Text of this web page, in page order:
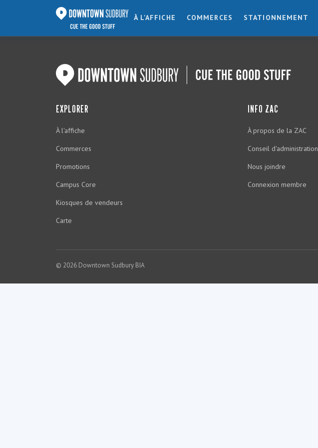
À L'AFFICHE COMMERCES STATIONNEMENT
EXPLORER
À l'affiche
Commerces
Promotions
Campus Core
Kiosques de vendeurs
Carte
INFO ZAC
À propos de la ZAC
Conseil d'administration
Nous joindre
Connexion membre
© 2026 Downtown Sudbury BIA